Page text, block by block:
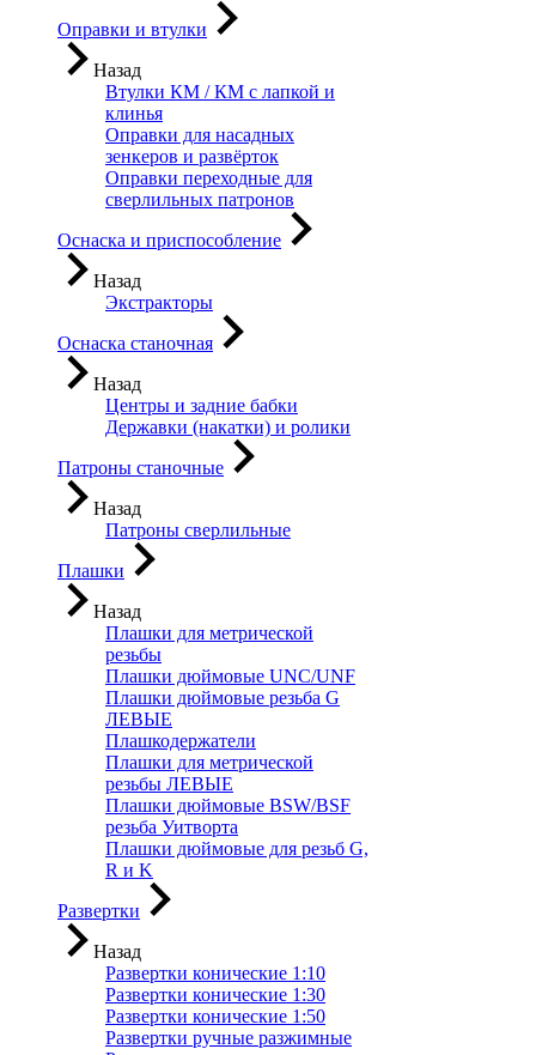
Оправки и втулки
Назад
Втулки КМ / КМ с лапкой и
клинья
Оправки для насадных
зенкеров и развёрток
Оправки переходные для
сверлильных патронов
Оснаска и приспособление
Назад
Экстракторы
Оснаска станочная
Назад
Центры и задние бабки
Державки (накатки) и ролики
Патроны станочные
Назад
Патроны сверлильные
Плашки
Назад
Плашки для метрической
резьбы
Плашки дюймовые UNC/UNF
Плашки дюймовые резьба G
ЛЕВЫЕ
Плашкодержатели
Плашки для метрической
резьбы ЛЕВЫЕ
Плашки дюймовые BSW/BSF
резьба Уитворта
Плашки дюймовые для резьб G,
R и K
Развертки
Назад
Развертки конические 1:10
Развертки конические 1:30
Развертки конические 1:50
Развертки ручные разжимные